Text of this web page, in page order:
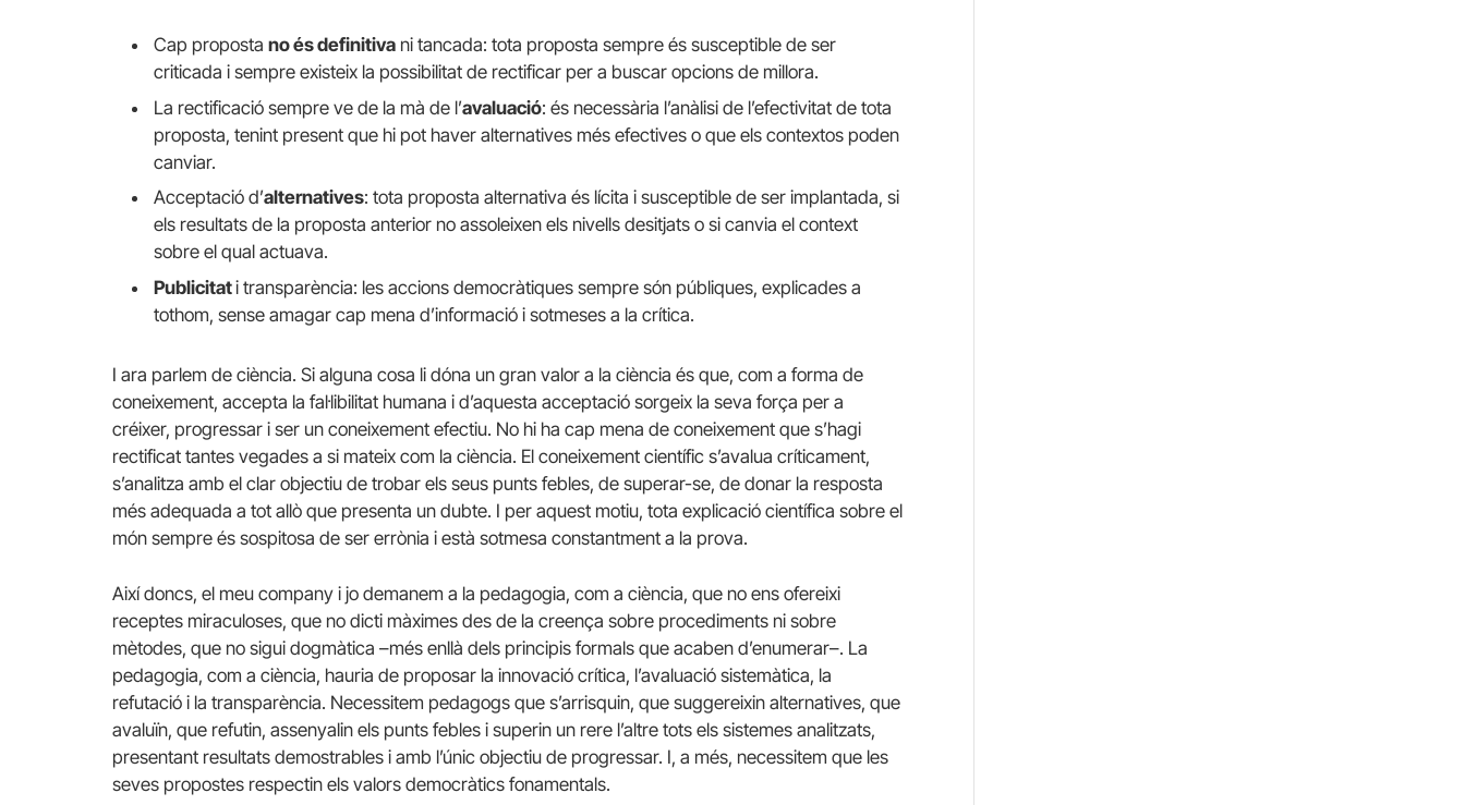
Cap proposta no és definitiva ni tancada: tota proposta sempre és susceptible de ser
criticada i sempre existeix la possibilitat de rectificar per a buscar opcions de millora.
La rectificació sempre ve de la mà de l’avaluació: és necessària l’anàlisi de l’efectivitat de tota
proposta, tenint present que hi pot haver alternatives més efectives o que els contextos poden
canviar.
Acceptació d’alternatives: tota proposta alternativa és lícita i susceptible de ser implantada, si
els resultats de la proposta anterior no assoleixen els nivells desitjats o si canvia el context
sobre el qual actuava.
Publicitati transparència: les accions democràtiques sempre són públiques, explicades a
tothom, sense amagar cap mena d’informació i sotmeses a la crítica.
I ara parlem de ciència. Si alguna cosa li dóna un gran valor a la ciència és que, com a forma de
coneixement, accepta la fal·libilitat humana i d’aquesta acceptació sorgeix la seva força per a
créixer, progressar i ser un coneixement efectiu. No hi ha cap mena de coneixement que s’hagi
rectificat tantes vegades a si mateix com la ciència. El coneixement científic s’avalua críticament,
s’analitza amb el clar objectiu de trobar els seus punts febles, de superar-se, de donar la resposta
més adequada a tot allò que presenta un dubte. I per aquest motiu, tota explicació científica sobre el
món sempre és sospitosa de ser errònia i està sotmesa constantment a la prova.
Així doncs, el meu company i jo demanem a la pedagogia, com a ciència, que no ens ofereixi
receptes miraculoses, que no dicti màximes des de la creença sobre procediments ni sobre
mètodes, que no sigui dogmàtica –més enllà dels principis formals que acaben d’enumerar–. La
pedagogia, com a ciència, hauria de proposar la innovació crítica, l’avaluació sistemàtica, la
refutació i la transparència. Necessitem pedagogs que s’arrisquin, que suggereixin alternatives, que
avaluïn, que refutin, assenyalin els punts febles i superin un rere l’altre tots els sistemes analitzats,
presentant resultats demostrables i amb l’únic objectiu de progressar. I, a més, necessitem que les
seves propostes respectin els valors democràtics fonamentals.